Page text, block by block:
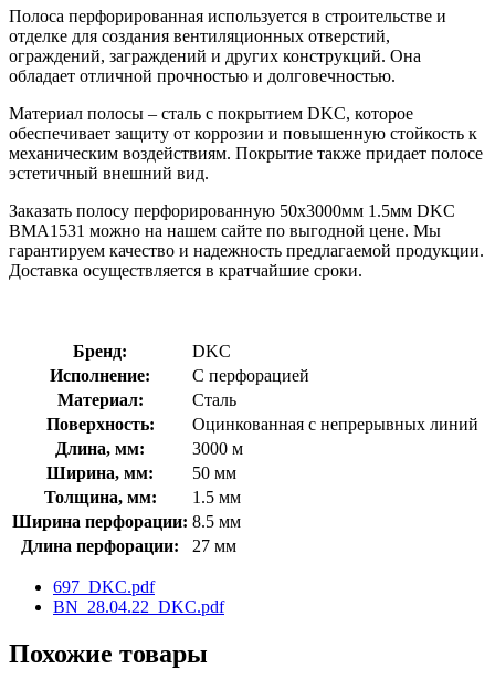
Полоса перфорированная используется в строительстве и
отделке для создания вентиляционных отверстий,
ограждений, заграждений и других конструкций. Она
обладает отличной прочностью и долговечностью.
Материал полосы – сталь с покрытием DKC, которое
обеспечивает защиту от коррозии и повышенную стойкость к
механическим воздействиям. Покрытие также придает полосе
эстетичный внешний вид.
Заказать полосу перфорированную 50х3000мм 1.5мм DKC
BMA1531 можно на нашем сайте по выгодной цене. Мы
гарантируем качество и надежность предлагаемой продукции.
Доставка осуществляется в кратчайшие сроки.
Бренд:
DKC
Исполнение:
С перфорацией
Материал:
Сталь
Поверхность:
Оцинкованная с непрерывных линий
Длина, мм:
3000 м
Ширина, мм:
50 мм
Толщина, мм:
1.5 мм
Ширина перфорации: 8.5 мм
Длина перфорации:
27 мм
697_DKC.pdf
BN_28.04.22_DKC.pdf
Похожие товары